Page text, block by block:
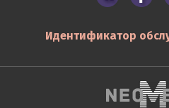
Идентификатор